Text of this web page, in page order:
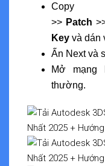
Copy
>> Patch
Key và dán
Ấn Next và
Mở mạng
thường.